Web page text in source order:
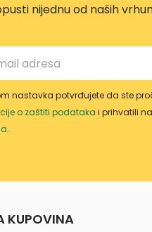
nijednu od naših
nastavka potvrđujete da ste
o zaštiti podataka i prihvatili
.
KUPOVINA